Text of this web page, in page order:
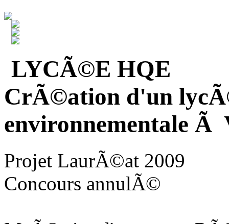
LYCÃ©E HQE
CrÃ©ation d'un
environnementale Ã
Projet LaurÃ©at 2009
Concours annulÃ©